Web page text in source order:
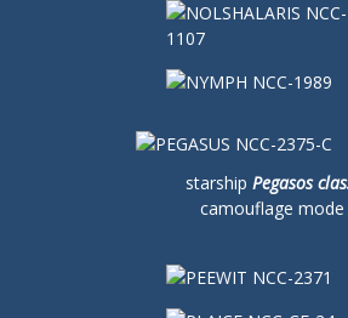
starship Pegasos
camouflage mode